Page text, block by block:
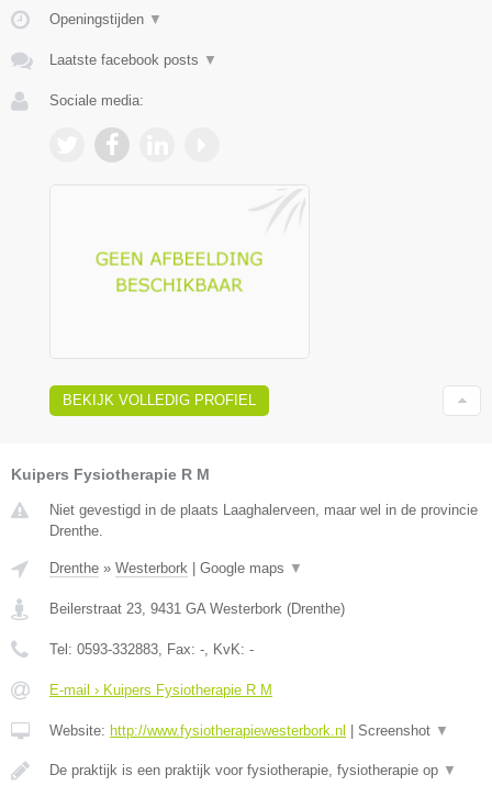
Openingstijden ▼
Laatste facebook posts ▼
Sociale media:
BEKIJK VOLLEDIG PROFIEL
Kuipers Fysiotherapie R M
Niet gevestigd in de plaats Laaghalerveen, maar wel in de provincie
Drenthe.
Drenthe » Westerbork Google maps ▼
Beilerstraat 23, 9431 GA Westerbork (Drenthe)
Tel: 0593-332883, Fax: -, KvK: -
E-mail › Kuipers Fysiotherapie R M
Website: http://www.fysiotherapiewesterbork.nl Screenshot ▼
De praktijk is een praktijk voor fysiotherapie, fysiotherapie op ▼